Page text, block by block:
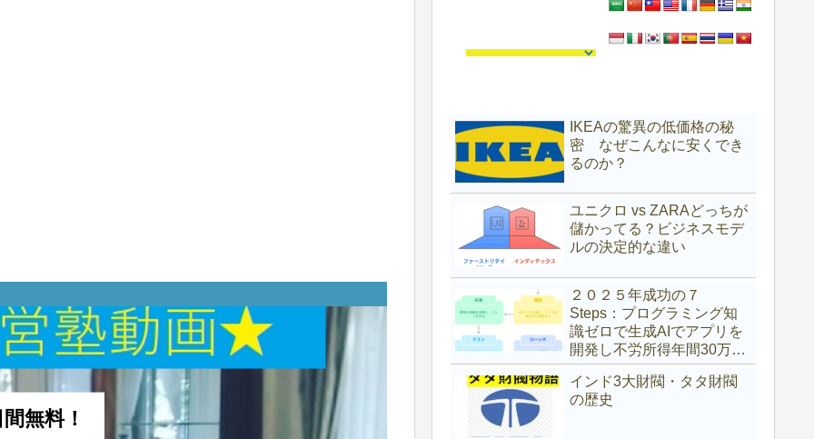
無料！
IKEAの驚異の低価格の秘
密 なぜこんなに安くでき
るのか？
ユニクロ vs ZARAどっちが
儲かってる？ビジネスモデ
ルの決定的な違い
２０２５年成功の７
Steps：プログラミング知
識ゼロで生成AIでアプリを
開発し不労所得年間30万ド
ル（約4,700万円）を得た具
体的な方法
インド3大財閥・タタ財閥
の歴史